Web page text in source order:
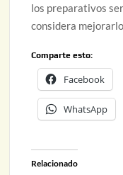
los preparativos
considera
Comparte esto:
Facebook
WhatsApp
Relacionado